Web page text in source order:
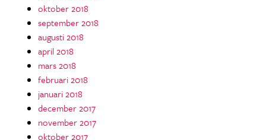
oktober 2018
september 2018
augusti 2018
april 2018
mars 2018
februari 2018
januari 2018
december 2017
november 2017
oktober 2017